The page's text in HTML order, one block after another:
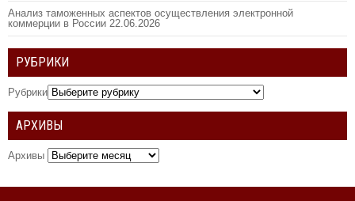
Анализ таможенных аспектов осуществления электронной
коммерции в России 22.06.2026
РУБРИКИ
Рубрики
АРХИВЫ
Архивы